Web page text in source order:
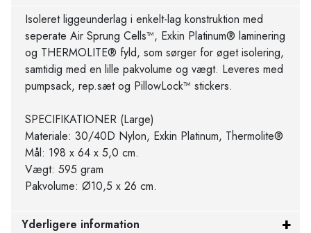
Isoleret liggeunderlag i enkelt-lag konstruktion med
seperate Air Sprung Cells™, Exkin Platinum® laminering
og THERMOLITE® fyld, som sørger for øget isolering,
samtidig med en lille pakvolume og vægt. Leveres med
pumpsack, rep.sæt og PillowLock™ stickers.
SPECIFIKATIONER (Large)
Materiale: 30/40D Nylon, Exkin Platinum, Thermolite®
Mål: 198 x 64 x 5,0 cm.
Vægt: 595 gram
Pakvolume: Ø10,5 x 26 cm.
Yderligere information